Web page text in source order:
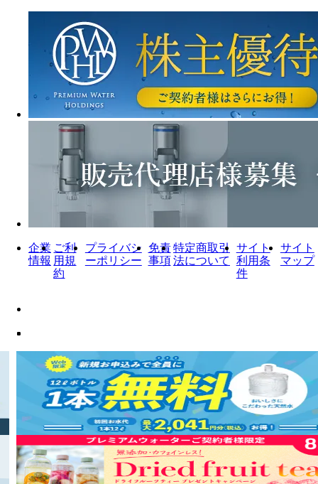
企業
情報
ご利
用規
約
プライバシ
ーポリシー
免責
事項
特定商取引
法について
サイト
利用条
件
サイト
マップ